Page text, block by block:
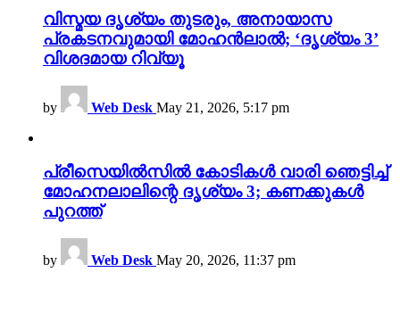
വിസ്മയ ദൃശ്യം തുടരും, അനായാസ
പ്രകടനവുമായി മോഹൻലാൽ; ‘ദൃശ്യം 3’
വിശദമായ റിവ്യൂ
by Web Desk May 21, 2026, 5:17 pm
പ്രീസെയിൽസിൽ കോടികൾ വാരി ഞെട്ടിച്ച്
മോഹനലാലിന്റെ ദൃശ്യം 3; കണക്കുകൾ
പുറത്ത്
by Web Desk May 20, 2026, 11:37 pm